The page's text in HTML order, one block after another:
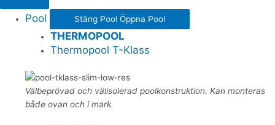
Pool Stäng Pool Öppna Pool
THERMOPOOL
Thermopool T-Klass
Välbeprövad och välisolerad poolkonstruktion. Kan monteras
både ovan och i mark.